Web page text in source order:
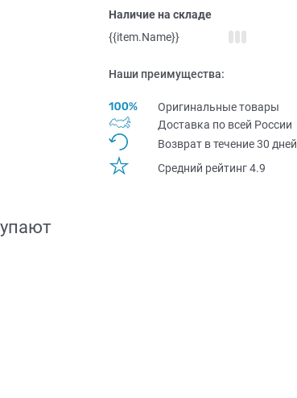
Наличие на складе
{{item.Name}}
Наши преимущества:
Оригинальные товары
Доставка по всей Pоссии
Возврат в течение 30 дней
Средний рейтинг 4.9